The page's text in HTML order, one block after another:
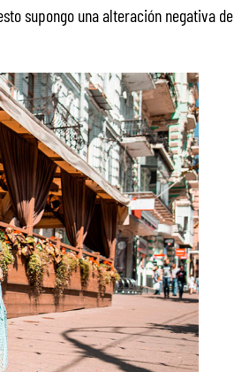
supongo una alteración negativa de